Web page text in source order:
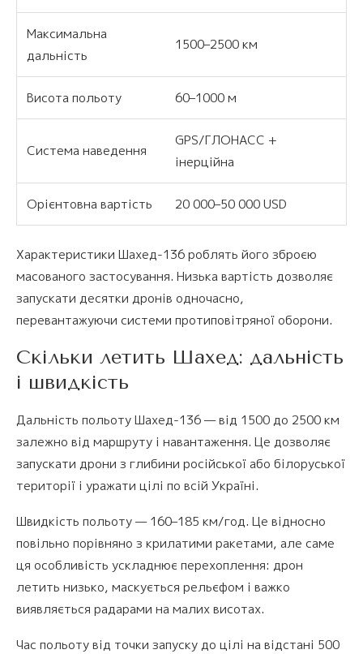
Максимальна
дальність
1500–2500 км
Висота польоту 60–1000 м
Система наведення
GPS/ГЛОНАСС +
інерційна
Орієнтовна вартість 20 000–50 000 USD
Характеристики Шахед-136 роблять його зброєю
масованого застосування. Низька вартість дозволяє
запускати десятки дронів одночасно,
перевантажуючи системи протиповітряної оборони.
Скільки летить Шахед: дальність
і швидкість
Дальність польоту Шахед-136 — від 1500 до 2500 км
залежно від маршруту і навантаження. Це дозволяє
запускати дрони з глибини російської або білоруської
території і уражати цілі по всій Україні.
Швидкість польоту — 160–185 км/год. Це відносно
повільно порівняно з крилатими ракетами, але саме
ця особливість ускладнює перехоплення: дрон
летить низько, маскується рельєфом і важко
виявляється радарами на малих висотах.
Час польоту від точки запуску до цілі на відстані 500